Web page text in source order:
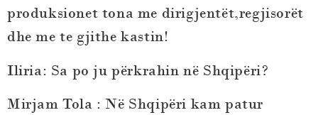
produksionet tona me dirigjentët,regjisorët
dhe me te gjithe kastin!
Iliria: Sa po ju përkrahin në Shqipëri?
Mirjam Tola : Në Shqipëri kam patur